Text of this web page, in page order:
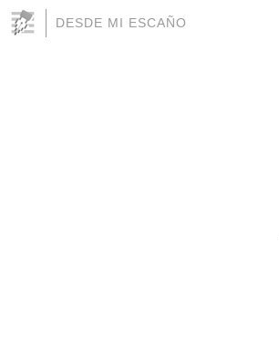
DESDE MI ESCAÑO